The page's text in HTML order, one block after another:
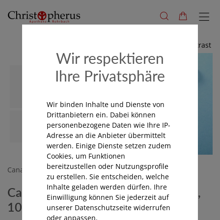
Hoher Kontrast
Canal
Canal Maniküre und Nagelhautfeile,
10cm
Wir respektieren
Ihre Privatsphäre
Wir binden Inhalte und Dienste von
Drittanbietern ein. Dabei können
personenbezogene Daten wie Ihre IP-
Adresse an die Anbieter übermittelt
werden. Einige Dienste setzen zudem
Cookies, um Funktionen
bereitzustellen oder Nutzungsprofile
zu erstellen. Sie entscheiden, welche
Inhalte geladen werden dürfen. Ihre
Einwilligung können Sie jederzeit auf
unserer Datenschutzseite widerrufen
oder anpassen.